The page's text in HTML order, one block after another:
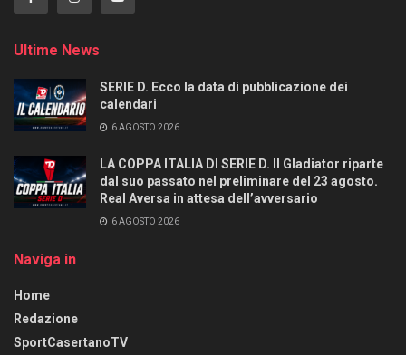
Ultime News
SERIE D. Ecco la data di pubblicazione dei
calendari
6 AGOSTO 2026
LA COPPA ITALIA DI SERIE D. Il Gladiator riparte
dal suo passato nel preliminare del 23 agosto.
Real Aversa in attesa dell’avversario
6 AGOSTO 2026
Naviga in
Home
Redazione
SportCasertanoTV